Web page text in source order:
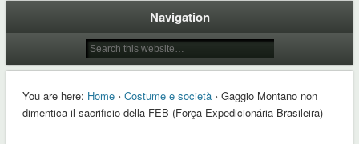
Navigation
You are here: Home› Costume e società› Gaggio Montano non
dimentica il sacrificio della FEB (Força Expedicionária Brasileira)